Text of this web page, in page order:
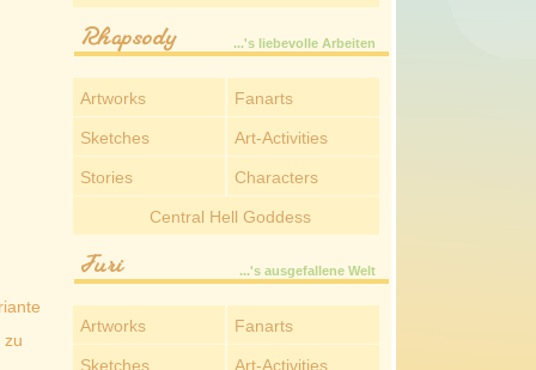
zu
Rhapsody ...'s liebevolle Arbeiten
Artworks Fanarts
Sketches Art-Activities
Stories Characters
Central Hell Goddess
Juri ...'s ausgefallene Welt
Artworks Fanarts
Sketches Art-Activities